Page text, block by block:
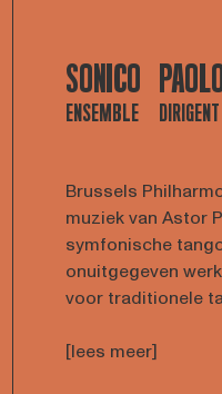
SONICO
ENSEMBLE DIRIGENT
Brussels
muziek van Astor
symfonische
onuitgegeven
voor traditionele
[lees meer]